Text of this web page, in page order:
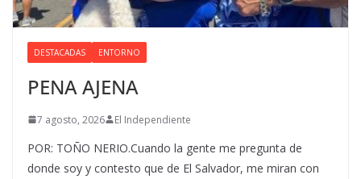
DESTACADAS ENTORNO
PENA AJENA
7 agosto, 2026 El Independiente
POR: TOÑO NERIO.Cuando la gente me pregunta de
donde soy y contesto que de El Salvador, me miran con